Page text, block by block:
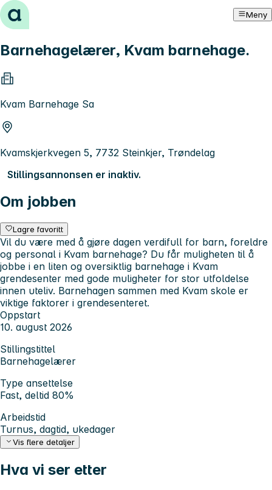
Hopp til innhold Meny
Barnehagelærer, Kvam barnehage.
Kvam Barnehage Sa
Kvamskjerkvegen 5, 7732 Steinkjer, Trøndelag
Stillingsannonsen er inaktiv.
Om jobben
Lagre favoritt
Vil du være med å gjøre dagen verdifull for barn, foreldre
og personal i Kvam barnehage? Du får muligheten til å
jobbe i en liten og oversiktlig barnehage i Kvam
grendesenter med gode muligheter for stor utfoldelse
innen uteliv. Barnehagen sammen med Kvam skole er
viktige faktorer i grendesenteret.
Oppstart
10. august 2026
Stillingstittel
Barnehagelærer
Type ansettelse
Fast, deltid 80%
Arbeidstid
Turnus, dagtid, ukedager
Vis flere detaljer
Hva vi ser etter